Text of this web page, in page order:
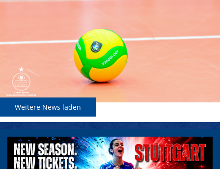
Weitere News laden